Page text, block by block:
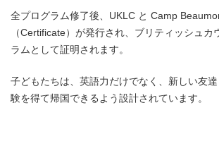
全プログラム修了後、UKLC と Camp
（Certificate）が発行され、ブリティッシュカ
ラムとして証明されます。
子どもたちは、英語力だけでなく、新しい友
験を得て帰国できるよう設計されています。